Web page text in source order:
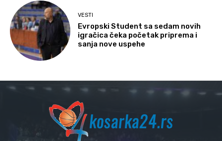
VESTI
Evropski Student sa sedam novih
igračica čeka početak priprema i
sanja nove uspehe